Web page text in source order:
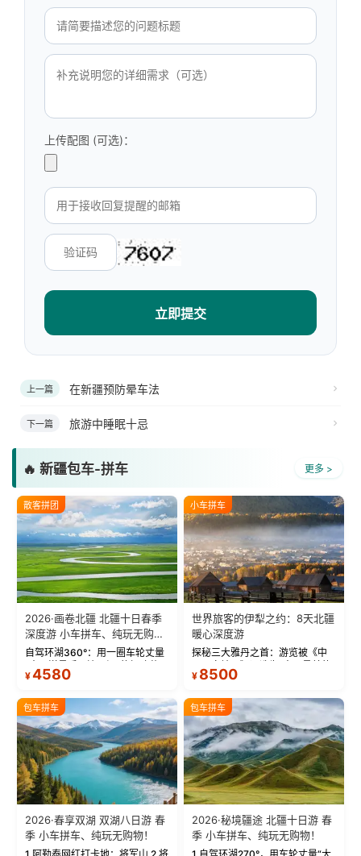
上传配图 (可选)：
立即提交
上一篇 在新疆预防晕车法
下一篇 旅游中睡眠十忌
🔥 新疆包车-拼车 更多 >
散客拼团
2026·画卷北疆 北疆十日春季
深度游 小车拼车、纯玩无购
物！
自驾环湖360°：用一圈车轮丈量
蓝。 赛湖旅拍：甄选多款风格服
绝美瞬间。 赛湖坦克300跟车视
频：专业摄影师...
¥4580
小车拼车
世界旅客的伊犁之约：8天北疆
暖心深度游
探秘三大雅丹之首：游览被《中
三大雅丹”第一名的克拉玛依魔鬼
瓦人最大村落——禾木村，欣赏
晨雾与小木...
¥ 8500
包车拼车
2026·春享双湖 双湖八日游 春
季 小车拼车、纯玩无购物！
包车拼车
2026·秘境疆途 北疆十日游 春
季 小车拼车、纯玩无购物！